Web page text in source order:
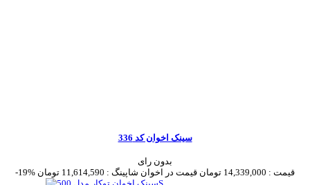
سینک اخوان کد 336
بدون رای
-19%
قیمت : 14,339,000 تومان قیمت در اخوان شاپینگ : 11,614,590 تومان